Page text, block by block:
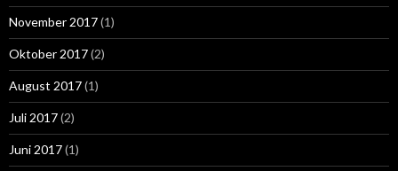
November 2017(1)
Oktober 2017(2)
August 2017(1)
Juli 2017(2)
Juni 2017(1)